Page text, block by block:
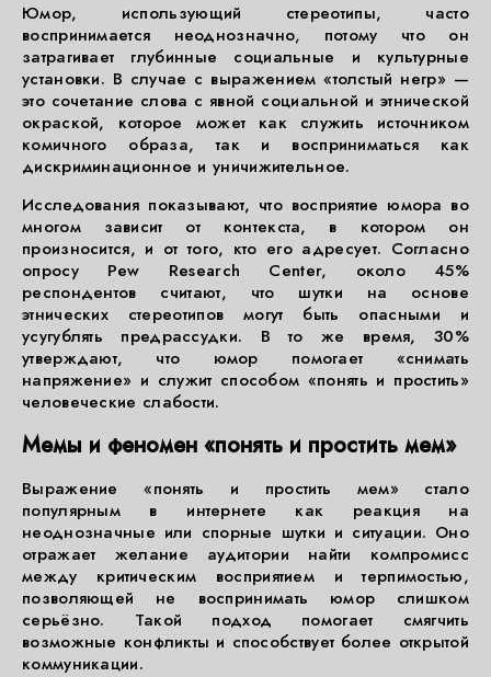
Юмор, использующий стереотипы, часто
воспринимается неоднозначно, потому что он
затрагивает глубинные социальные и культурные
установки. В случае с выражением «толстый негр» —
это сочетание слова с явной социальной и этнической
окраской, которое может как служить источником
комичного образа, так и восприниматься как
дискриминационное и уничижительное.
Исследования показывают, что восприятие юмора во
многом зависит от контекста, в котором он
произносится, и от того, кто его адресует. Согласно
опросу Pew Research Center, около 45%
респондентов считают, что шутки на основе
этнических стереотипов могут быть опасными и
усугублять предрассудки. В то же время, 30%
утверждают, что юмор помогает «снимать
напряжение» и служит способом «понять и простить»
человеческие слабости.
Мемы и феномен «понять и простить мем»
Выражение «понять и простить мем» стало
популярным в интернете как реакция на
неоднозначные или спорные шутки и ситуации. Оно
отражает желание аудитории найти компромисс
между критическим восприятием и терпимостью,
позволяющей не воспринимать юмор слишком
серьёзно. Такой подход помогает смягчить
возможные конфликты и способствует более открытой
коммуникации.